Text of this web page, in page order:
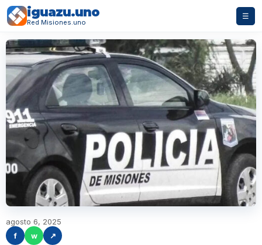
iguazu.uno
Red Misiones.uno
☰
agosto 6, 2025
f
w ↗